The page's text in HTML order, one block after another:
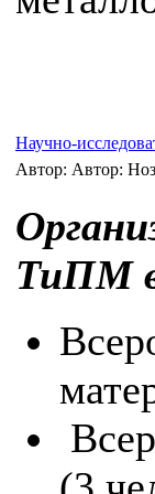
Научно-
Автор: Автор:
ТиПМ